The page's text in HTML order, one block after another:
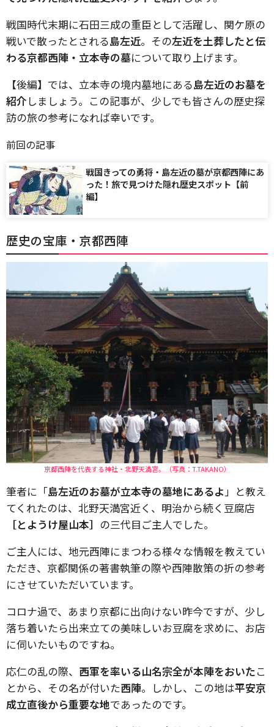
戦国時代末期に石田三成の重臣として活躍し、関ケ原の
戦いで散ったとされる島左近。その左近を土葬したと伝
わる京都西陣・立本寺の墓について取り上げます。
【後編】では、立本寺の境内墓地にある島左近のお墓を
紹介 しましょう。この記事が、少しでも皆さんの歴史探
訪の旅の参考になれば幸いです。
前回の記事
戦国きっての勇将・島左近の墓が京都西陣にあ
った！旅で見つけた隠れ歴史スポット【前
編】
歴史の宝庫・京都西陣
京都西陣を代表する神社・北野天満宮。（写真：T.TAKANO）
筆者に「島左近のお墓が立本寺の墓地にあるよ」と教え
てくれたのは、北野天満宮近く、明治から続く豆腐店
［とようけ屋山本］ の三代目ご主人でした。
ご主人には、地元西陣にまつわる様々な情報を教えてい
ただき、京都関係の著書執筆の際や西陣散策の折の参考
にさせていただいています。
コロナ過で、あまり京都に出向けない昨今ですが、少し
落ち着いたら出来立ての美味しいお豆腐を求めに、お店
に伺いたいものですね。
応仁の乱の際、 西軍を率いる山名宗全が本陣をおいたこ
とから、その名が付いた西陣。しかし、この地は平安京
成立直後から重要な地であったのです。